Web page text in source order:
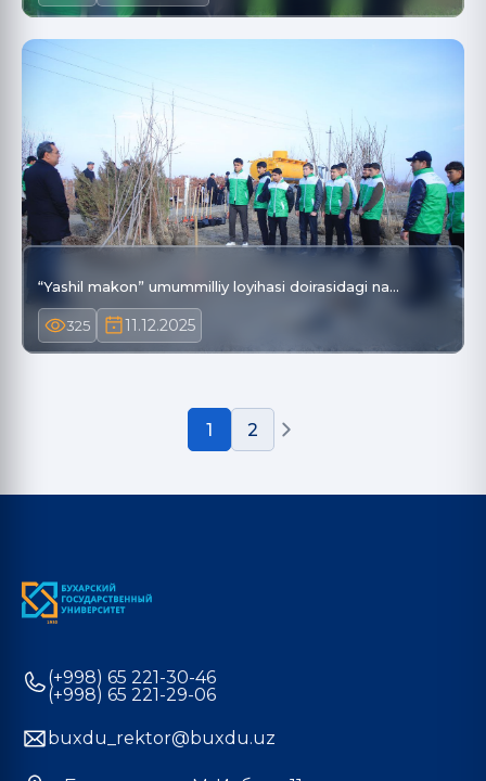
“Yashil makon” umummilliy loyihasi doirasidagi na…
325 11.12.2025
1 2
(+998) 65 221-30-46
(+998) 65 221-29-06
buxdu_rektor@buxdu.uz